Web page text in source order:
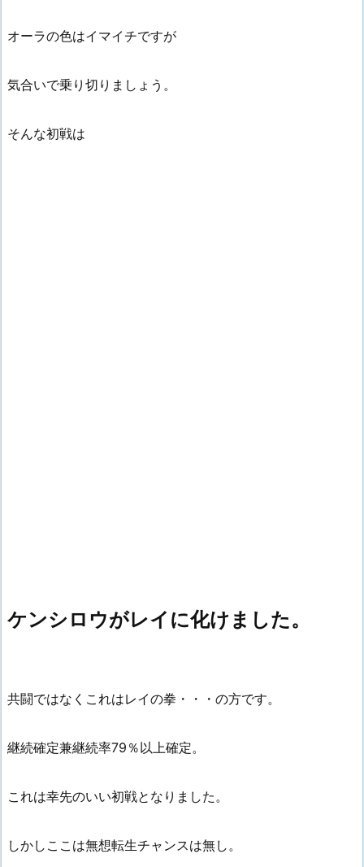
オーラの色はイマイチですが
気合いで乗り切りましょう。
そんな初戦は
ケンシロウがレイに化けました。
共闘ではなくこれはレイの拳・・・の方です。
継続確定兼継続率79％以上確定。
これは幸先のいい初戦となりました。
しかしここは無想転生チャンスは無し。